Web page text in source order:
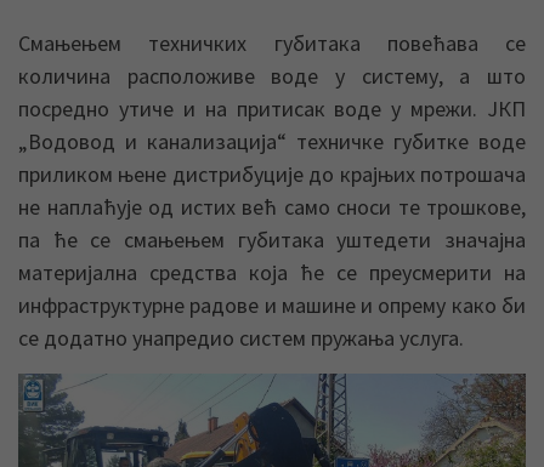
Смањењем техничких губитака повећава се
количина расположиве воде у систему, а што
посредно утиче и на притисак воде у мрежи. ЈКП
„Водовод и канализација“ техничке губитке воде
приликом њене дистрибуције до крајњих потрошача
не наплаћује од истих већ само сноси те трошкове,
па ће се смањењем губитака уштедети значајна
материјална средства која ће се преусмерити на
инфраструктурне радове и машине и опрему како би
се додатно унапредио систем пружања услуга.